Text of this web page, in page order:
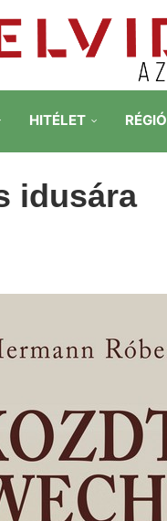
HITÉLET RÉGIÓ
idusára